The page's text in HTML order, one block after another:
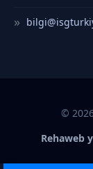
©
Rehaweb